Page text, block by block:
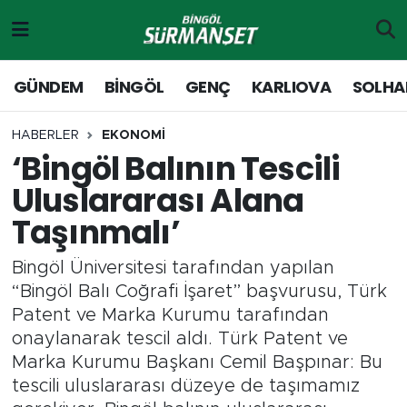
GÜNDEM BİNGÖL GENÇ KARLIOVA
HABERLER EKONOMİ
‘Bingöl Balının Tescili
Uluslararası Alana
Taşınmalı’
Bingöl Üniversitesi tarafından yapılan
“Bingöl Balı Coğrafi İşaret” başvurusu, Türk
Patent ve Marka Kurumu tarafından
onaylanarak tescil aldı. Türk Patent ve
Marka Kurumu Başkanı Cemil Başpınar: Bu
tescili uluslararası düzeye de taşımamız
Genç
Solhan
Karlıova
Adaklı-Kiğı
Yayladere-Yedisu
MD Prestij Dergisi
Siyaset
Merkez Hava Durumu
Merkez Trafik Yoğunluk Haritası
Süper Lig Puan Durumu ve Fikstür
Tüm Manşetler
Son Dakika Haberleri
Haber Arşivi